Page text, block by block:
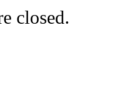
closed.